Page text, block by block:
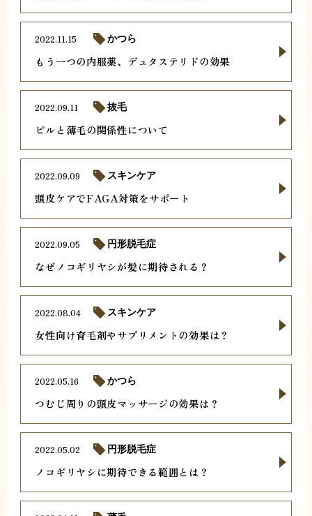
もう一つの内服薬、デュタステリドの効果
2022.11.15 かつら
ピルと薄毛の関係性について
2022.09.11 抜毛
頭皮ケアでFAGA対策をサポート
2022.09.09 スキンケア
なぜノコギリヤシが髪に期待される？
2022.09.05 円形脱毛症
女性向け育毛剤やサプリメントの効果は？
2022.08.04 スキンケア
つむじ周りの頭皮マッサージの効果は？
2022.05.16 かつら
ノコギリヤシに期待できる範囲とは？
2022.05.02 円形脱毛症